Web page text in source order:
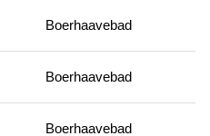
Boerhaavebad
Boerhaavebad
Boerhaavebad